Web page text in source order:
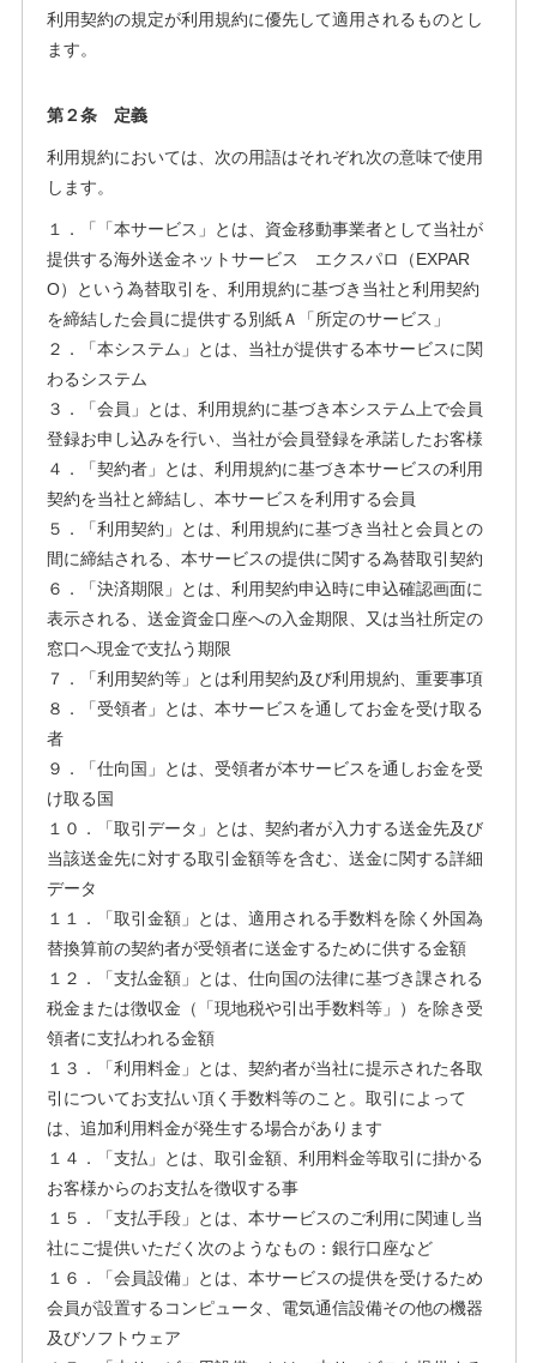
利用契約の規定が利用規約に優先して適用されるものとし
ます。
第２条 定義
利用規約においては、次の用語はそれぞれ次の意味で使用
します。
１．「「本サービス」とは、資金移動事業者として当社が
提供する海外送金ネットサービス エクスパロ（EXPAR
O）という為替取引を、利用規約に基づき当社と利用契約
を締結した会員に提供する別紙Ａ「所定のサービス」
２．「本システム」とは、当社が提供する本サービスに関
わるシステム
３．「会員」とは、利用規約に基づき本システム上で会員
登録お申し込みを行い、当社が会員登録を承諾したお客様
４．「契約者」とは、利用規約に基づき本サービスの利用
契約を当社と締結し、本サービスを利用する会員
５．「利用契約」とは、利用規約に基づき当社と会員との
間に締結される、本サービスの提供に関する為替取引契約
６．「決済期限」とは、利用契約申込時に申込確認画面に
表示される、送金資金口座への入金期限、又は当社所定の
窓口へ現金で支払う期限
７．「利用契約等」とは利用契約及び利用規約、重要事項
８．「受領者」とは、本サービスを通してお金を受け取る
者
９．「仕向国」とは、受領者が本サービスを通しお金を受
け取る国
１０．「取引データ」とは、契約者が入力する送金先及び
当該送金先に対する取引金額等を含む、送金に関する詳細
データ
１１．「取引金額」とは、適用される手数料を除く外国為
替換算前の契約者が受領者に送金するために供する金額
１２．「支払金額」とは、仕向国の法律に基づき課される
税金または徴収金（「現地税や引出手数料等」）を除き受
領者に支払われる金額
１３．「利用料金」とは、契約者が当社に提示された各取
引についてお支払い頂く手数料等のこと。取引によって
は、追加利用料金が発生する場合があります
１４．「支払」とは、取引金額、利用料金等取引に掛かる
お客様からのお支払を徴収する事
１５．「支払手段」とは、本サービスのご利用に関連し当
社にご提供いただく次のようなもの：銀行口座など
１６．「会員設備」とは、本サービスの提供を受けるため
会員が設置するコンピュータ、電気通信設備その他の機器
及びソフトウェア